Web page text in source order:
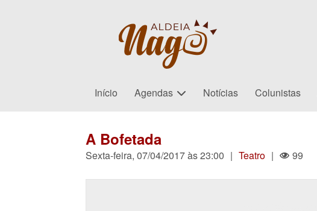
Início Agendas Notícias Colunistas
A Bofetada
Sexta-feira, 07/04/2017 às 23:00 | Teatro | 99